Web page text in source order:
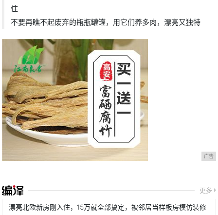
住
不要再瞧不起废弃的瓶瓶罐罐，用它们养多肉，漂亮又独特
广告
更多
漂亮北欧新房刚入住，15万就全部搞定，被邻居当样板房模仿装修